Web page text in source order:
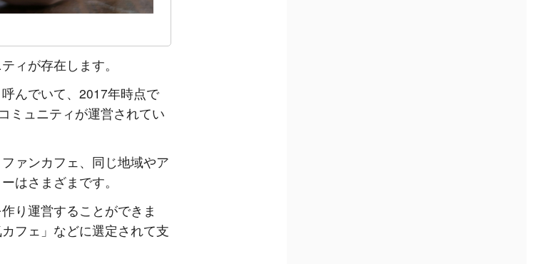
ィが存在します。
んでいて、2017年時点で
ミュニティが運営されてい
ァンカフェ、同じ地域やア
はさまざまです。
り運営することができま
フェ」などに選定されて支